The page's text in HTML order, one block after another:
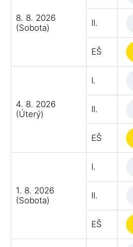
8. 8. 2026
(Sobota)
II.
EŠ
4. 8. 2026
(Úterý)
I.
II.
EŠ
1. 8. 2026
(Sobota)
I.
II.
EŠ